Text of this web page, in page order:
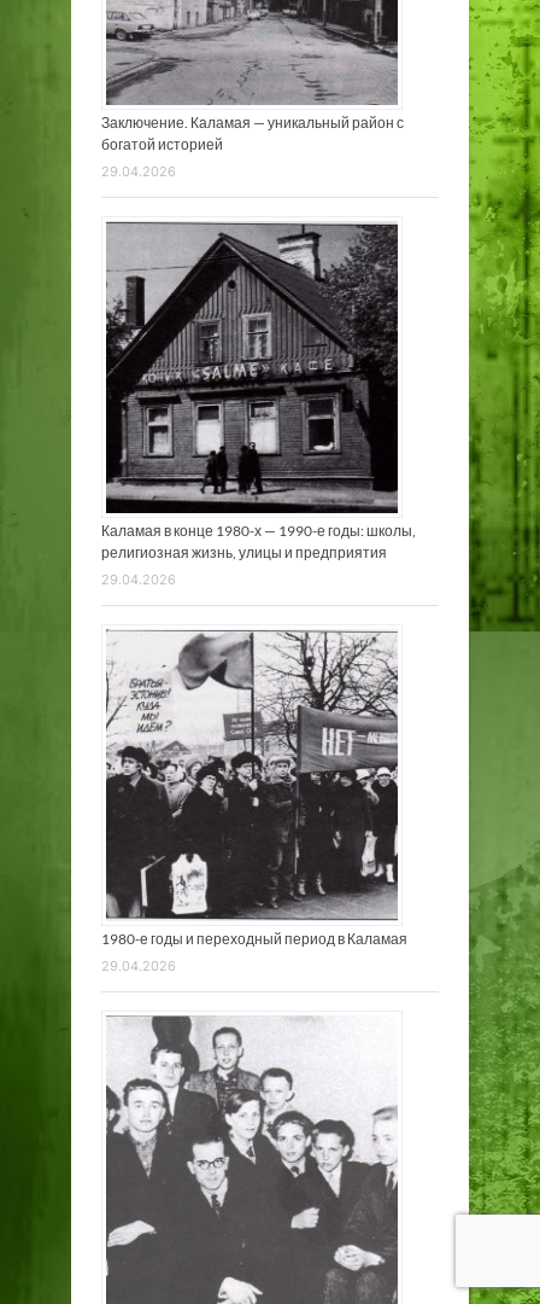
Заключение. Каламая — уникальный район с
богатой историей
29.04.2026
Каламая в конце 1980-х — 1990-е годы: школы,
религиозная жизнь, улицы и предприятия
29.04.2026
1980-е годы и переходный период в Каламая
29.04.2026